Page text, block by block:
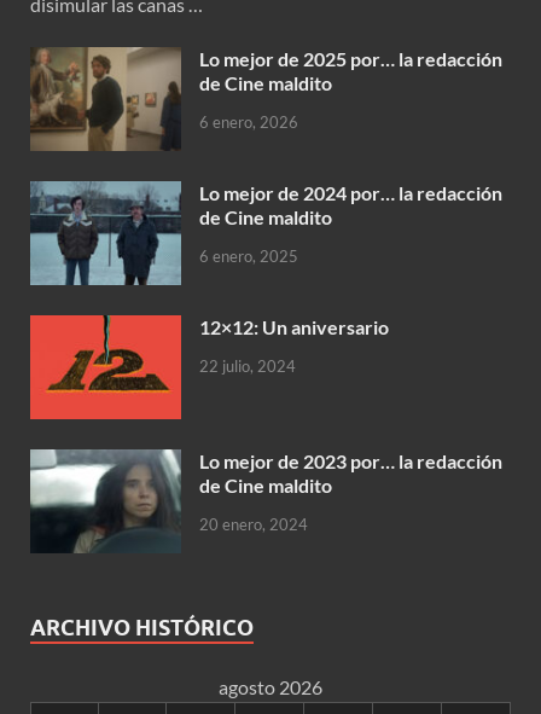
Lo mejor de 2025 por… la redacción
de Cine maldito
6 enero, 2026
Lo mejor de 2024 por… la redacción
de Cine maldito
6 enero, 2025
12×12: Un aniversario
22 julio, 2024
Lo mejor de 2023 por… la redacción
de Cine maldito
20 enero, 2024
ARCHIVO HISTÓRICO
agosto 2026